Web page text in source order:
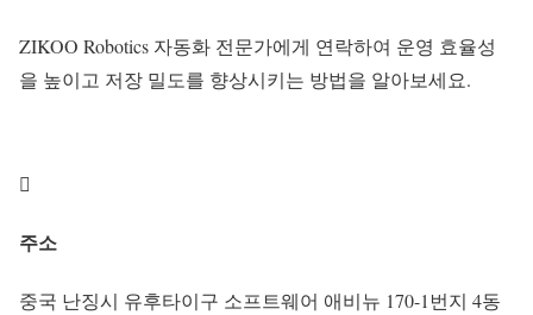
ZIKOO Robotics 자동화 전문가에게 연락하여 운영 효율성
을 높이고 저장 밀도를 향상시키는 방법을 알아보세요.

주소
중국 난징시 유후타이구 소프트웨어 애비뉴 170-1번지 4동